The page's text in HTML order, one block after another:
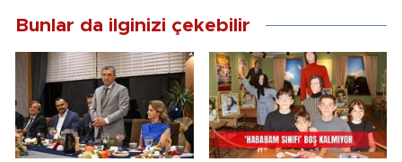
Bunlar da ilginizi çekebilir